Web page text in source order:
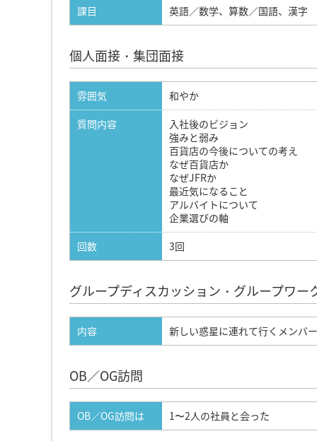
課目 英語／数学、算数／国語、漢字
個人面接・集団面接
雰囲気
和やか
質問内容
入社後のビジョン
強みと弱み
百貨店の今後についての考え
なぜ百貨店か
なぜJFRか
最近気になること
アルバイトについて
企業選びの軸
回数
3回
グループディスカッション・グループワー
内容 新しい惑星に連れて行くメンバ
OB／OG訪問
OB／OG訪問は 1〜2人の社員と会った